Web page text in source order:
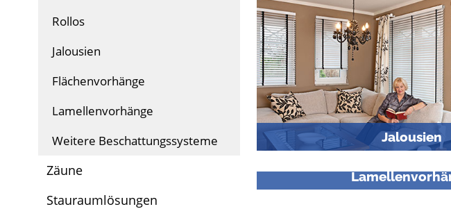
Rollos
Jalousien
Flächenvorhänge
Lamellenvorhänge
Weitere Beschattungssysteme
Zäune
Stauraumlösungen
Jalousien